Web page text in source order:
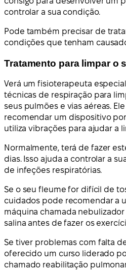
controlar a sua condição.
Pode também precisar de
condições que tenham
Tratamento para limpar o
Verá um fisioterapeuta
técnicas de respiração para
seus pulmões e vias aéreas.
recomendar um dispositivo
utiliza vibrações para ajudar a
Normalmente, terá de fazer
dias. Isso ajuda a controlar a
de infeções respiratórias.
Se o seu fleume for difícil de
cuidados pode recomendar a
máquina chamada
salina antes de fazer os
Se tiver problemas com falta
oferecido um curso liderado
chamado reabilitação